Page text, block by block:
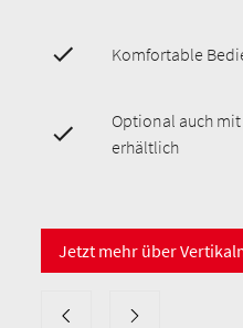
Komfortable
Optional auch
erhältlich
Jetzt mehr über